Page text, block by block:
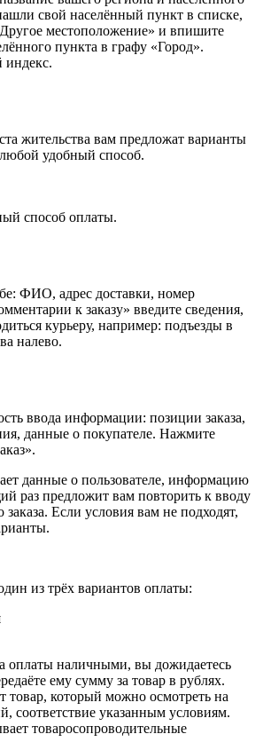
свой населённый пункт в списке,
местоположение» и впишите
пункта в графу «Город».
индекс.
жительства вам предложат варианты
удобный способ.
способ оплаты.
ФИО, адрес доставки, номер
к заказу» введите сведения,
курьеру, например: подъезды в
налево.
ввода информации: позиции заказа,
данные о покупателе. Нажмите
данные о пользователе, информацию
раз предложит вам повторить к вводу
Если условия вам не подходят,
из трёх вариантов оплаты:
оплаты наличными, вы дожидаетесь
ему сумму за товар в рублях.
товар, который можно осмотреть на
соответствие указанным условиям.
товаросопроводительные